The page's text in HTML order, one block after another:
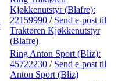
Kjøkkenutstyr (Blafre):
22159990 / Send e-post til
Traktøren Kjøkkenutstyr
(Blafre)
Ring Anton Sport (Bliz):
45722230 / Send e-post til
Anton Sport (Bliz)